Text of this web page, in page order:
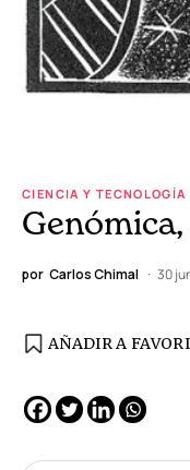
CIENCIA Y TECNOLOGÍA
por Carlos Chimal 30
AÑADIR A